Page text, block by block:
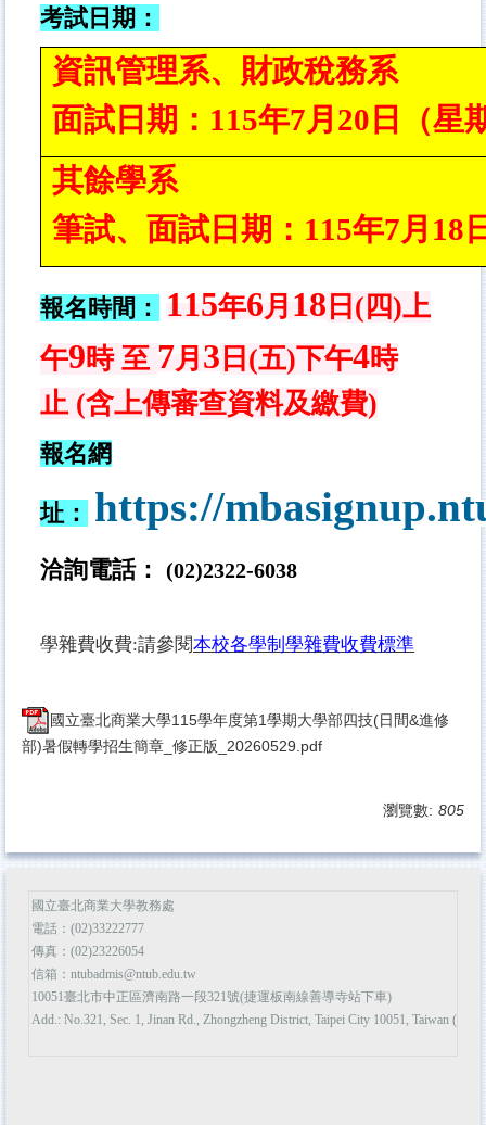
考試日期：
資訊管理系、財政稅務系
面試日期：115年7月20日（星
其餘學系
筆試、面試日期：115年7月18
報名時間： 115年6月 18 日(四)上
午9時 至 7月 3 日(五)下午4時
止 (含上傳審查資料及繳費)
報名網
址： https://
洽詢電話： (02)2322-6038
學雜費收費:請參閱本校各學制學雜費收費標準
國立臺北商業大學115學年度第1學期大學部四技(日間&進修
部)暑假轉學招生簡章_修正版_20260529.pdf
瀏覽數: 805
國立臺北商業大學教務處
電話：(02)33222777
傳真：(02)23226054
信箱：ntubadmis@ntub.edu.tw
10051臺北市中正區濟南路一段321號(捷運板南線善導寺站下車)
Add.: No.321, Sec. 1, Jinan Rd., Zhongzheng District, Taipei City 10051, Taiwan